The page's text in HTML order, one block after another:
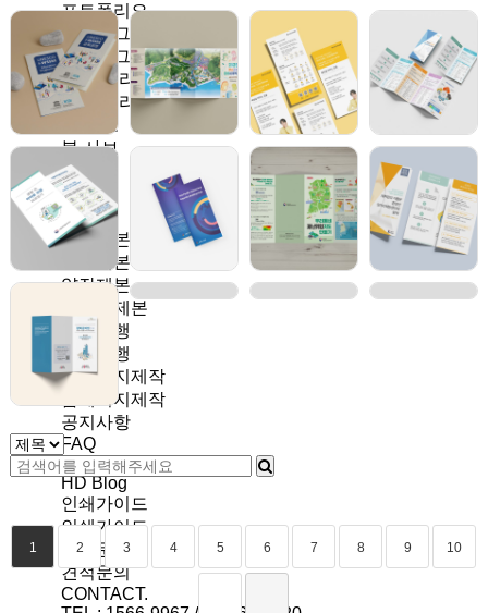
포트폴리오
카탈로그·브로슈어
카탈로그&브로슈어
팜플렛·리플렛
팜플렛·리플렛
북·사보
북·사보
포스터
포스터
제본
무선제본
중철제본
양장제본
스프링제본
촬영대행
촬영대행
홈페이지제작
홈페이지제작
공지사항
FAQ
NEWS
HD Blog
인쇄가이드
인쇄가이드
견적문의
견적문의
CONTACT.
1 2 3 4 5 6 7 8 9 10